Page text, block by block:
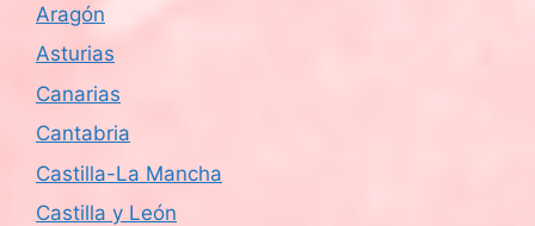
Aragón
Asturias
Canarias
Cantabria
Castilla-La Mancha
Castilla y León